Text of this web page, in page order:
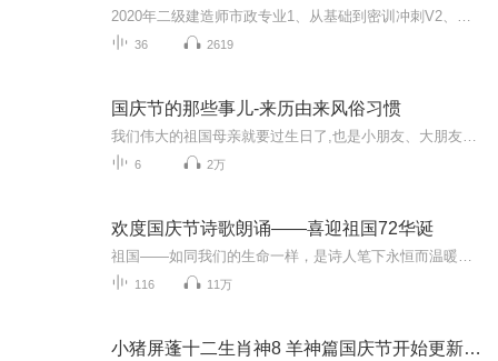
36 2619
国庆节的那些事儿-来历由来风俗习惯
6 2万
欢度国庆节诗歌朗诵——喜迎祖国72华诞
116 11万
小猪屏蓬十二生肖神8 羊神篇国庆节开始更新啦！